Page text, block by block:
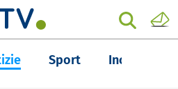
Sport Inchieste